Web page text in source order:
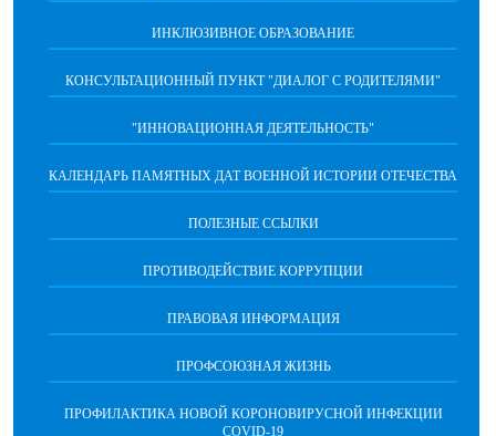
ИНКЛЮЗИВНОЕ ОБРАЗОВАНИЕ
КОНСУЛЬТАЦИОННЫЙ ПУНКТ "ДИАЛОГ С РОДИТЕЛЯМИ"
"ИННОВАЦИОННАЯ ДЕЯТЕЛЬНОСТЬ"
КАЛЕНДАРЬ ПАМЯТНЫХ ДАТ ВОЕННОЙ ИСТОРИИ ОТЕЧЕСТВА
ПОЛЕЗНЫЕ ССЫЛКИ
ПРОТИВОДЕЙСТВИЕ КОРРУПЦИИ
ПРАВОВАЯ ИНФОРМАЦИЯ
ПРОФСОЮЗНАЯ ЖИЗНЬ
ПРОФИЛАКТИКА НОВОЙ КОРОНОВИРУСНОЙ ИНФЕКЦИИ
COVID-19